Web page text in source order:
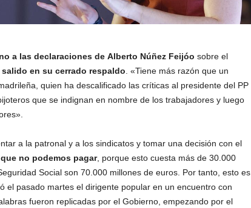
a las declaraciones de Alberto Núñez Feijóo sobre el
salido en su cerrado respaldo . «Tiene más razón que un
quien ha descalificado las críticas al presidente del PP
que se indignan en nombre de los trabajadores y luego
a la patronal y a los sindicatos y tomar una decisión con el
no podemos pagar, porque esto cuesta más de 30.000
Social son 70.000 millones de euros. Por tanto, esto es
el pasado martes el dirigente popular en un encuentro con
fueron replicadas por el Gobierno, empezando por el